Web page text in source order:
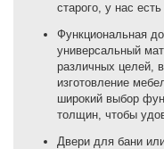
старого, у нас
Функциональная
универсальный
различных целей,
изготовление
широкий выбор
толщин, чтобы
Двери для бани